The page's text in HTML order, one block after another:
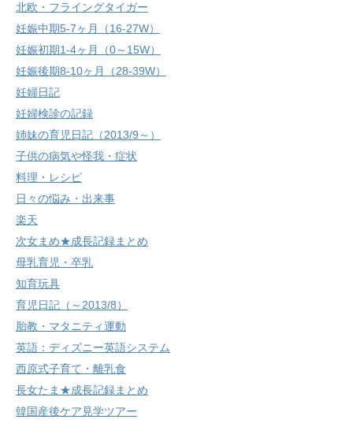
北欧・フライングタイガー
妊娠中期5-7ヶ月（16-27W）
妊娠初期1-4ヶ月（0～15W）
妊娠後期8-10ヶ月（28-39W）
妊婦日記
妊婦検診の記録
姉妹の育児日記（2013/9～）
子供の病気や怪我・症状
料理・レシピ
日々の悩み・出来事
楽天
次女まめ★成長記録まとめ
母乳育児・卒乳
知育玩具
育児日記（～2013/8）
胎教・マタニティ運動
英語：ディズニー英語システム
西原式子育て・離乳食
長女たま★成長記録まとめ
韓国産後ケア見学ツアー